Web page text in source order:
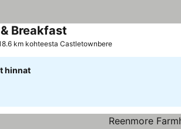
Breakfast
km kohteesta Castletownbere
hinnat